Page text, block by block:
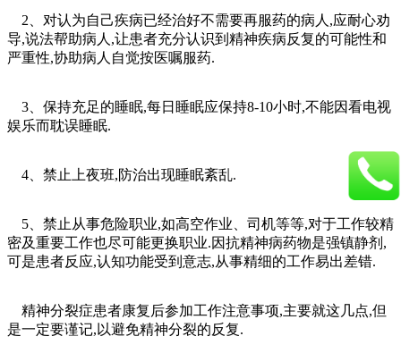
2、对认为自己疾病已经治好不需要再服药的病人,应耐心劝
导,说法帮助病人,让患者充分认识到精神疾病反复的可能性和
严重性,协助病人自觉按医嘱服药.
3、保持充足的睡眠,每日睡眠应保持8-10小时,不能因看电视
娱乐而耽误睡眠.
4、禁止上夜班,防治出现睡眠紊乱.
5、禁止从事危险职业,如高空作业、司机等等,对于工作较精
密及重要工作也尽可能更换职业.因抗精神病药物是强镇静剂,
可是患者反应,认知功能受到意志,从事精细的工作易出差错.
精神分裂症患者康复后参加工作注意事项,主要就这几点,但
是一定要谨记,以避免精神分裂的反复.